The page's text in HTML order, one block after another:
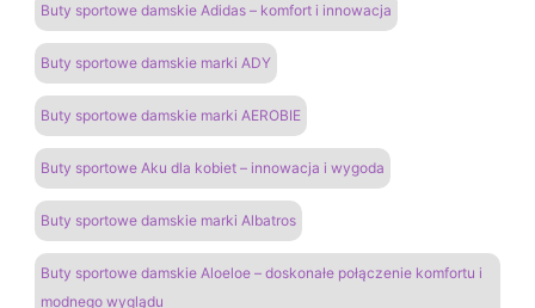
Buty sportowe damskie Adidas – komfort i innowacja
Buty sportowe damskie marki ADY
Buty sportowe damskie marki AEROBIE
Buty sportowe Aku dla kobiet – innowacja i wygoda
Buty sportowe damskie marki Albatros
Buty sportowe damskie Aloeloe – doskonałe połączenie komfortu i
modnego wyglądu